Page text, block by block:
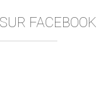
FACEBOOK